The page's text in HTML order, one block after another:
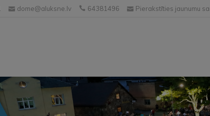
dome@aluksne.lv 64381496 Pierakstīties jaunumu